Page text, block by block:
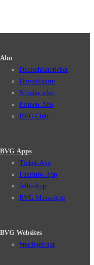
Abo
Deutschlandticket
Umweltkarte
Schülerticket
Firmen-Abo
BVG Club
BVG Apps
Ticket-App
Fahrinfo-App
Jelbi-App
BVG Muva-App
BVG Websites
#nachgefragt